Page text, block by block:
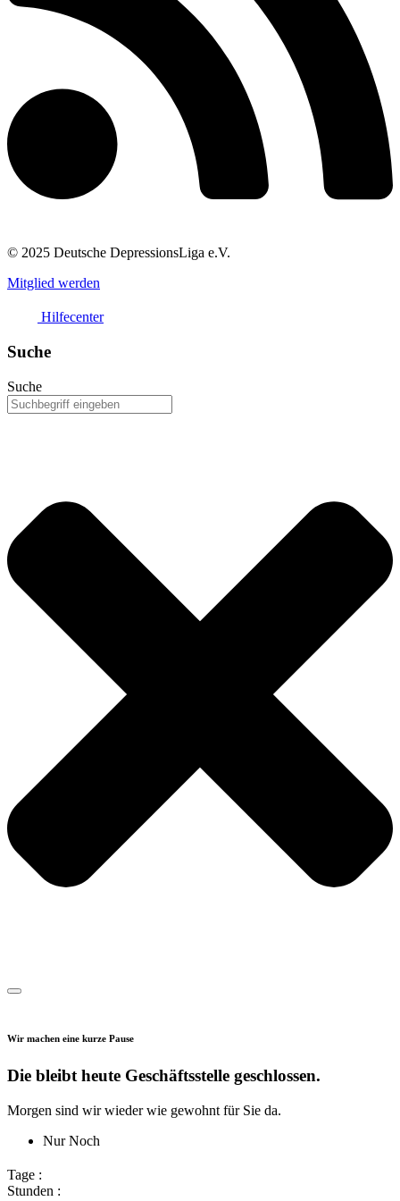
© 2025 Deutsche DepressionsLiga e.V.
Mitglied werden
Hilfecenter
Suche
Suche
Wir machen eine kurze Pause
Die bleibt heute Geschäftsstelle geschlossen.
Morgen sind wir wieder wie gewohnt für Sie da.
Nur Noch
Tage :
Stunden :